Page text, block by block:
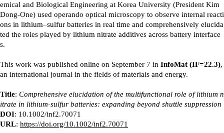
emical and Biological Engineering at Korea University (President Kim
Dong-One) used operando optical microscopy to observe internal reacti
ons in lithium–sulfur batteries in real time and comprehensively elucida
ted the roles played by lithium nitrate additives across battery interface
s.
This work was published online on September 7 in InfoMat (IF=22.3),
an international journal in the fields of materials and energy.
Title: Comprehensive elucidation of the multifunctional role of lithium n
itrate in lithium-sulfur batteries: expanding beyond shuttle suppression
DOI: 10.1002/inf2.70071
URL: https://doi.org/10.1002/inf2.70071